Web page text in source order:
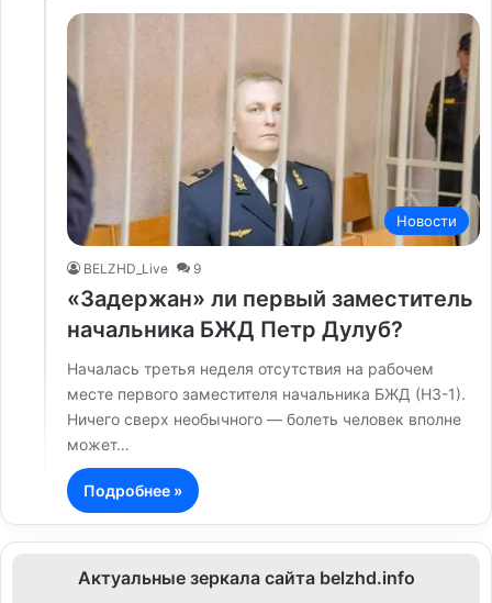
Новости
BELZHD_Live 9
«Задержан» ли первый заместитель
начальника БЖД Петр Дулуб?
Началась третья неделя отсутствия на рабочем
месте первого заместителя начальника БЖД (НЗ-1).
Ничего сверх необычного — болеть человек вполне
может…
Подробнее »
Актуальные зеркала сайта belzhd.info